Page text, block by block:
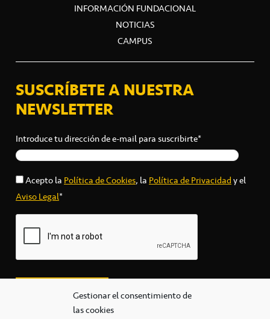
Gestionar el consentimiento de
las cookies
INFORMACIÓN FUNDACIONAL
NOTICIAS
CAMPUS
SUSCRÍBETE A NUESTRA
NEWSLETTER
Introduce tu dirección de e-mail para suscribirte*
Acepto la Política de Cookies, la Política de Privacidady el
Aviso Legal*